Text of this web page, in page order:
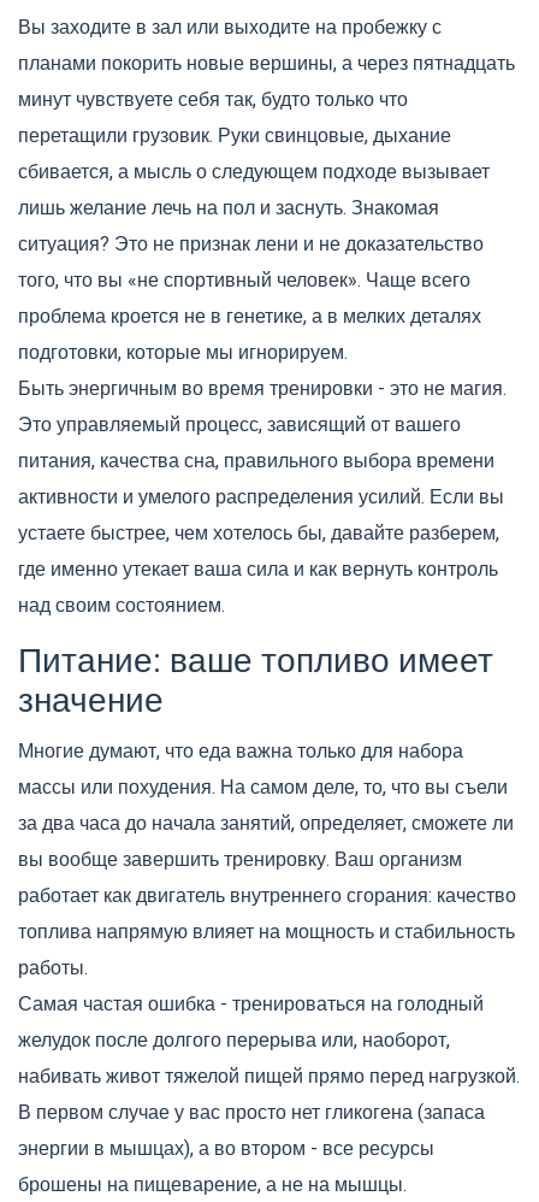
Вы заходите в зал или выходите на пробежку с
планами покорить новые вершины, а через пятнадцать
минут чувствуете себя так, будто только что
перетащили грузовик. Руки свинцовые, дыхание
сбивается, а мысль о следующем подходе вызывает
лишь желание лечь на пол и заснуть. Знакомая
ситуация? Это не признак лени и не доказательство
того, что вы «не спортивный человек». Чаще всего
проблема кроется не в генетике, а в мелких деталях
подготовки, которые мы игнорируем.
Быть энергичным во время тренировки - это не магия.
Это управляемый процесс, зависящий от вашего
питания, качества сна, правильного выбора времени
активности и умелого распределения усилий. Если вы
устаете быстрее, чем хотелось бы, давайте разберем,
где именно утекает ваша сила и как вернуть контроль
над своим состоянием.
Питание: ваше топливо имеет
значение
Многие думают, что еда важна только для набора
массы или похудения. На самом деле, то, что вы съели
за два часа до начала занятий, определяет, сможете ли
вы вообще завершить тренировку. Ваш организм
работает как двигатель внутреннего сгорания: качество
топлива напрямую влияет на мощность и стабильность
работы.
Самая частая ошибка - тренироваться на голодный
желудок после долгого перерыва или, наоборот,
набивать живот тяжелой пищей прямо перед нагрузкой.
В первом случае у вас просто нет гликогена (запаса
энергии в мышцах), а во втором - все ресурсы
брошены на пищеварение, а не на мышцы.